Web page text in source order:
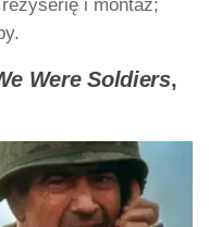
i montaż;
Were Soldiers,